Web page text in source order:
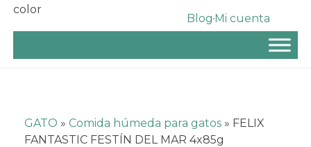
BlogMi cuenta
GATO » Comida húmeda para gatos » FELIX
FANTASTIC FESTÍN DEL MAR 4x85g